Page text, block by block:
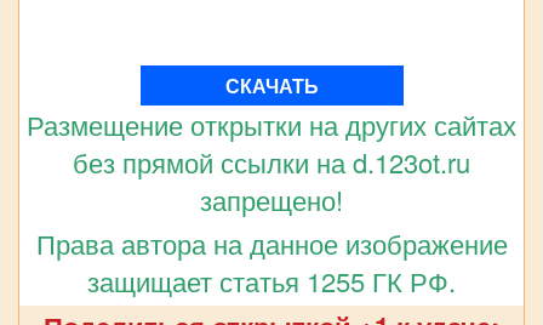
СКАЧАТЬ
Размещение открытки на других сайтах
без прямой ссылки на d.123ot.ru
запрещено!
Права автора на данное изображение
защищает статья 1255 ГК РФ.